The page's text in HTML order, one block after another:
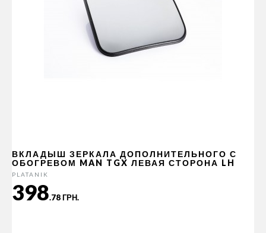
ВКЛАДЫШ ЗЕРКАЛА ДОПОЛНИТЕЛЬНОГО С
ОБОГРЕВОМ MAN TGX ЛЕВАЯ СТОРОНА LH
PLATANIK
398.78 ГРН.